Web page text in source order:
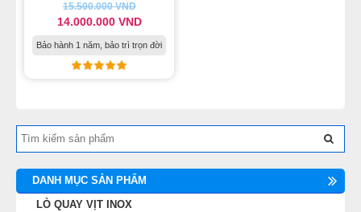
15.500.000 VND
14.000.000 VND
Bảo hành 1 năm, bảo trì trọn đời
DANH MỤC SẢN PHẨM
LÒ QUAY VỊT INOX